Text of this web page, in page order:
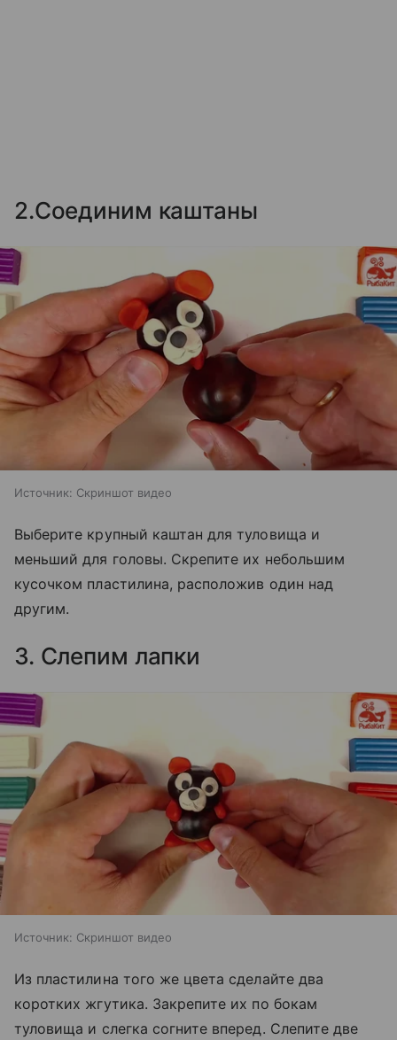
2.Соединим каштаны
Источник: Скриншот видео
Выберите крупный каштан для туловища и
меньший для головы. Скрепите их небольшим
кусочком пластилина, расположив один над
другим.
3. Слепим лапки
Источник: Скриншот видео
Из пластилина того же цвета сделайте два
коротких жгутика. Закрепите их по бокам
туловища и слегка согните вперед. Слепите две